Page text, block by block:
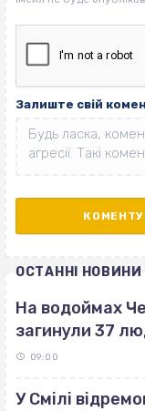
Залиште свій
ОСТАННІ НОВИНИ
На водоймах
загинули 37
09:00
У Смілі